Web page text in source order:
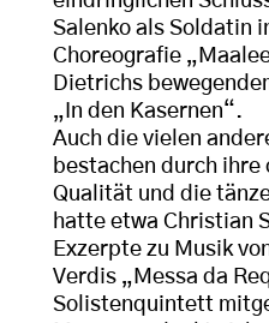
Salenko als Soldatin
Choreografie
Dietrichs
„In den Kasernen“.
Auch die vielen
bestachen durch ihre
Qualität und die
hatte etwa Christian
Exzerpte zu Musik
Verdis „Messa da
Solistenquintett